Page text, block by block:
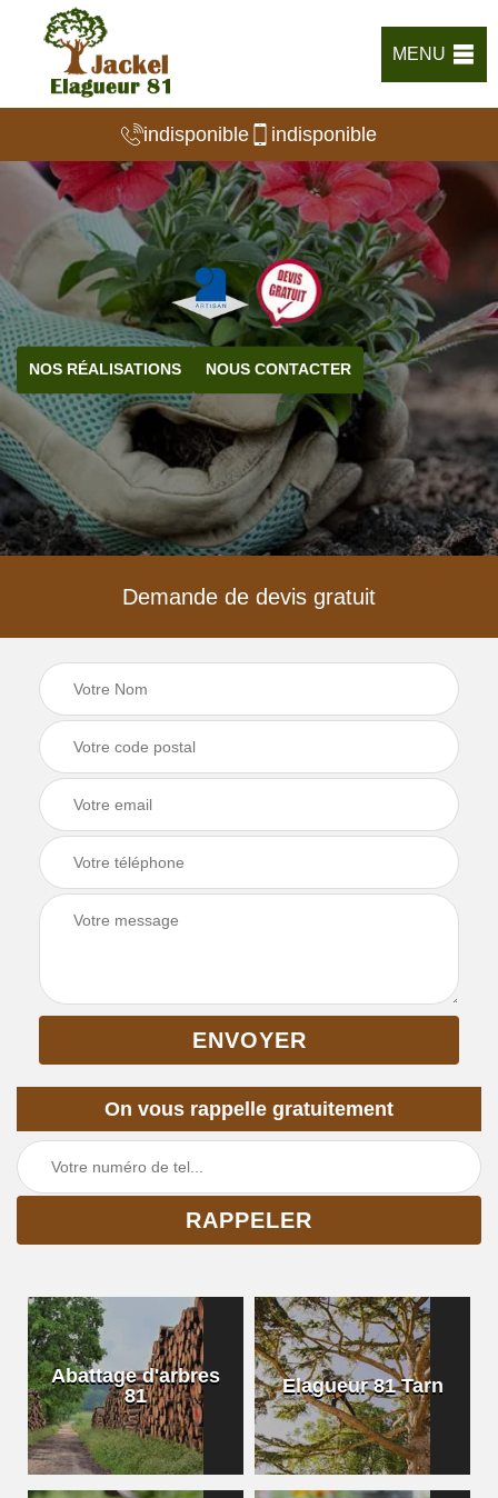
MENU
indisponible indisponible
NOS RÉALISATIONS NOUS CONTACTER
Demande de devis gratuit
On vous rappelle gratuitement
Abattage d'arbres
81
Elagueur 81 Tarn